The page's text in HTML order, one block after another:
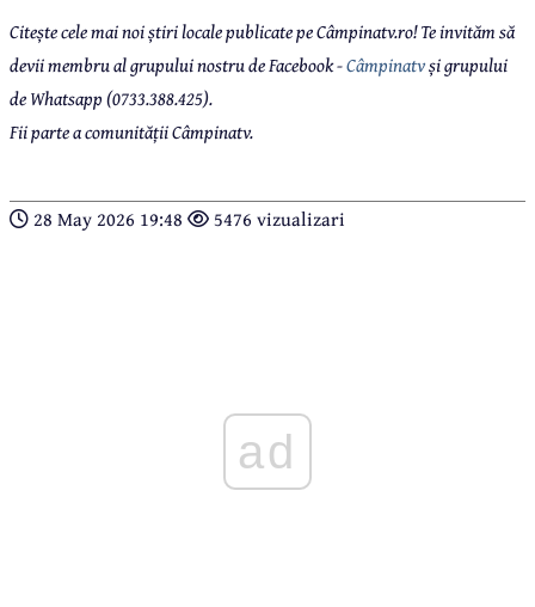
Citește cele mai noi știri locale publicate pe Câmpinatv.ro! Te invităm să
devii membru al grupului nostru de Facebook -Câmpinatvși grupului
de Whatsapp (0733.388.425).
Fii parte a comunității Câmpinatv.
28 May 2026 19:48 5476 vizualizari
ad